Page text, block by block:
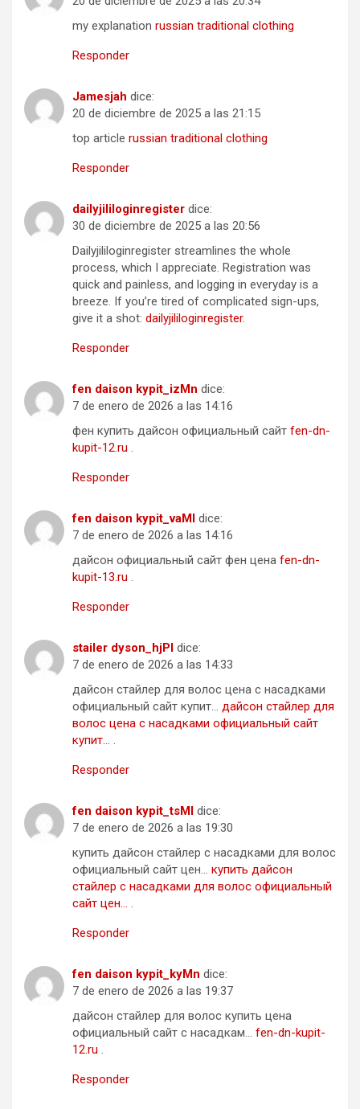
my explanation russian traditional clothing
Responder
Jamesjah dice:
20 de diciembre de 2025 a las 21:15
top article russian traditional clothing
Responder
dailyjililoginregister dice:
30 de diciembre de 2025 a las 20:56
Dailyjililoginregister streamlines the whole
process, which I appreciate. Registration was
quick and painless, and logging in everyday is a
breeze. If you’re tired of complicated sign-ups,
give it a shot: dailyjililoginregister.
Responder
fen daison kypit_izMn dice:
7 de enero de 2026 a las 14:16
фен купить дайсон официальный сайт fen-dn-
kupit-12.ru .
Responder
fen daison kypit_vaMl dice:
7 de enero de 2026 a las 14:16
дайсон официальный сайт фен цена fen-dn-
kupit-13.ru .
Responder
stailer dyson_hjPl dice:
7 de enero de 2026 a las 14:33
дайсон стайлер для волос цена с насадками
официальный сайт купит… дайсон стайлер для
волос цена с насадками официальный сайт
купит… .
Responder
fen daison kypit_tsMl dice:
7 de enero de 2026 a las 19:30
купить дайсон стайлер с насадками для волос
официальный сайт цен… купить дайсон
стайлер с насадками для волос официальный
сайт цен… .
Responder
fen daison kypit_kyMn dice:
7 de enero de 2026 a las 19:37
дайсон стайлер для волос купить цена
официальный сайт с насадкам… fen-dn-kupit-
12.ru .
Responder